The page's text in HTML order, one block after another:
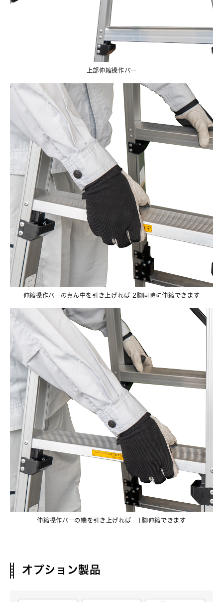
上部伸縮操作バー
伸縮操作バーの真ん中を引き上げれば 2脚同時に伸縮できます
伸縮操作バーの端を引き上げれば 1脚伸縮できます
オプション製品